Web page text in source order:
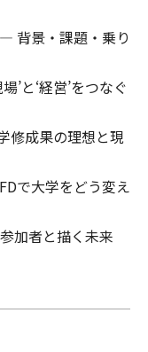
背景・課題・乗り
’と‘経営’をつなぐ
修成果の理想と現
で大学をどう変え
加者と描く未来